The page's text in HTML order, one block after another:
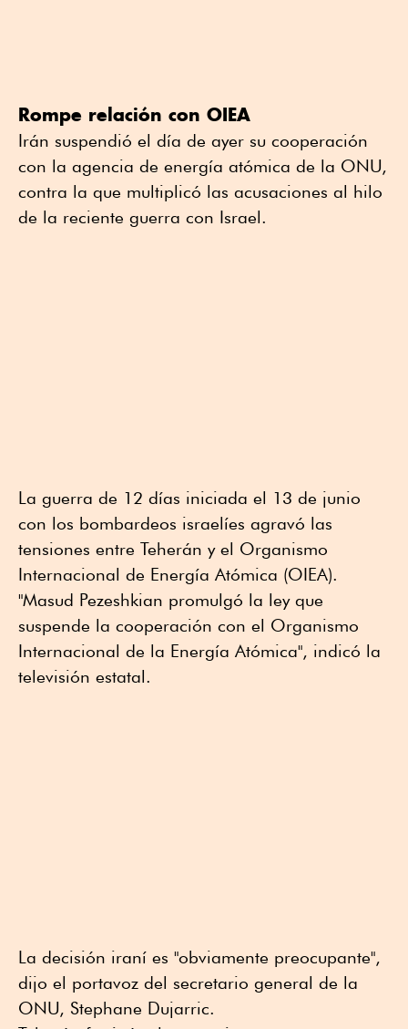
Rompe relación con OIEA
Irán suspendió el día de ayer su cooperación
con la agencia de energía atómica de la ONU,
contra la que multiplicó las acusaciones al hilo
de la reciente guerra con Israel.
La guerra de 12 días iniciada el 13 de junio
con los bombardeos israelíes agravó las
tensiones entre Teherán y el Organismo
Internacional de Energía Atómica (OIEA).
"Masud Pezeshkian promulgó la ley que
suspende la cooperación con el Organismo
Internacional de la Energía Atómica", indicó la
televisión estatal.
La decisión iraní es "obviamente preocupante",
dijo el portavoz del secretario general de la
ONU, Stephane Dujarric.